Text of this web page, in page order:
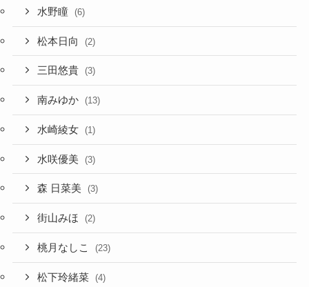
水野瞳 (6)
松本日向 (2)
三田悠貴 (3)
南みゆか (13)
水崎綾女 (1)
水咲優美 (3)
森 日菜美 (3)
街山みほ (2)
桃月なしこ (23)
松下玲緒菜 (4)